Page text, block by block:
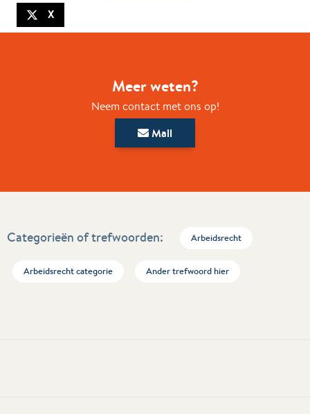
X
Meer weten?
Neem contact met ons op!
Mail
Categorieën of trefwoorden: Arbeidsrecht
Arbeidsrecht categorie Ander trefwoord hier